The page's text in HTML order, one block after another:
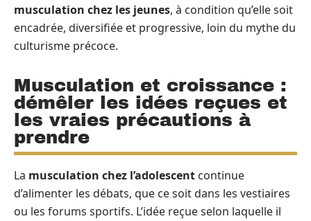
musculation chez les jeunes, à condition qu’elle soit
encadrée, diversifiée et progressive, loin du mythe du
culturisme précoce.
Musculation et croissance :
démêler les idées reçues et
les vraies précautions à
prendre
La musculation chez l’adolescent continue
d’alimenter les débats, que ce soit dans les vestiaires
ou les forums sportifs. L’idée reçue selon laquelle il